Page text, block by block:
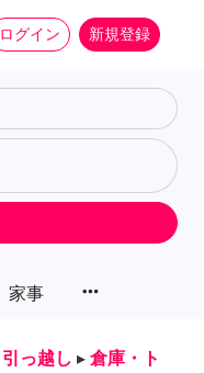
ログイン 新規登録
家事 more_horiz
引っ越し ▸ 倉庫・ト